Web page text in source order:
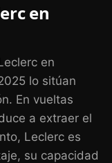
en
en
lo sitúan
En vueltas
a extraer el
Leclerc es
su capacidad